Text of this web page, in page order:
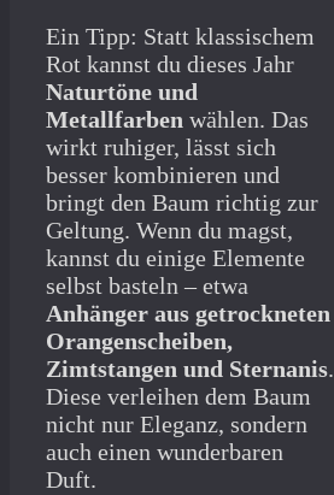
Ein Tipp: Statt klassischem
Rot kannst du dieses Jahr
Naturtöne und
Metallfarben wählen. Das
wirkt ruhiger, lässt sich
besser kombinieren und
bringt den Baum richtig zur
Geltung. Wenn du magst,
kannst du einige Elemente
selbst basteln – etwa
Anhänger aus getrockneten
Orangenscheiben,
Zimtstangen und Sternanis.
Diese verleihen dem Baum
nicht nur Eleganz, sondern
auch einen wunderbaren
Duft.